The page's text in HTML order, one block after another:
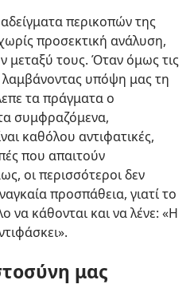
περικοπών της
προσεκτική ανάλυση,
μεταξύ τους. Όταν όμως τις
υπόψη μας τη
τα πράγματα ο
συμφραζόμενα,
καθόλου αντιφατικές,
που απαιτούν
οι περισσότεροι δεν
προσπάθεια, γιατί το
να κάθονται και να λένε: «Η
μας